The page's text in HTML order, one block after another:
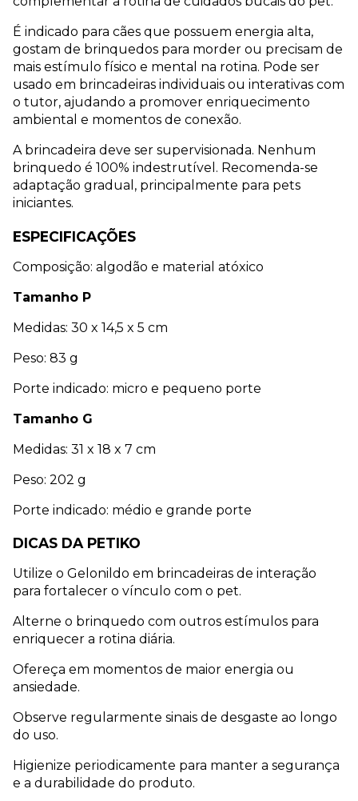
É indicado para cães que possuem energia alta,
gostam de brinquedos para morder ou precisam de
mais estímulo físico e mental na rotina. Pode ser
usado em brincadeiras individuais ou interativas com
o tutor, ajudando a promover enriquecimento
ambiental e momentos de conexão.
A brincadeira deve ser supervisionada. Nenhum
brinquedo é 100% indestrutível. Recomenda-se
adaptação gradual, principalmente para pets
iniciantes.
ESPECIFICAÇÕES
Composição: algodão e material atóxico
Tamanho P
Medidas: 30 x 14,5 x 5 cm
Peso: 83 g
Porte indicado: micro e pequeno porte
Tamanho G
Medidas: 31 x 18 x 7 cm
Peso: 202 g
Porte indicado: médio e grande porte
DICAS DA PETIKO
Utilize o Gelonildo em brincadeiras de interação
para fortalecer o vínculo com o pet.
Alterne o brinquedo com outros estímulos para
enriquecer a rotina diária.
Ofereça em momentos de maior energia ou
ansiedade.
Observe regularmente sinais de desgaste ao longo
do uso.
Higienize periodicamente para manter a segurança
e a durabilidade do produto.